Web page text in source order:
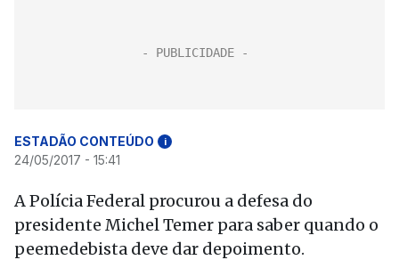
ESTADÃO CONTEÚDO i
24/05/2017 - 15:41
A Polícia Federal procurou a defesa do
presidente Michel Temer para saber quando o
peemedebista deve dar depoimento.